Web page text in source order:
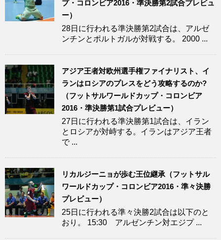
プ・コロンビア2016・準決勝第2試合プレビュ
ー）
28日に行われる準決勝第2試合は、アルゼ
ンチンとポルトガルが対戦する。 2000 ...
アジア王者対欧州選手権ファイナリスト、イ
ランはロシアのプレスをどう攻略するのか?
（フットサルワールドカップ・コロンビア
2016・準決勝第1試合プレビュー）
27日に行われる準決勝第1試合は、イラン
とロシアが対峙する。イランはアジア王者
で ...
リカルジーニョが歩む王位継承（フットサル
ワールドカップ・コロンビア2016・準々決勝
プレビュー）
25日に行われる準々決勝2試合は以下のと
おり。 15:30 アルゼンチン対エジプ ...